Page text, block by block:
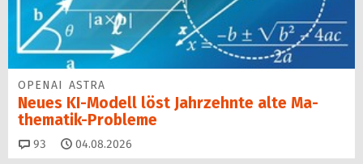
OPENAI ASTRA
Neues KI-Modell löst Jahr­zehn­te alte Ma­
thematik-Pro­ble­me
93 Kommentare
04.08.2026